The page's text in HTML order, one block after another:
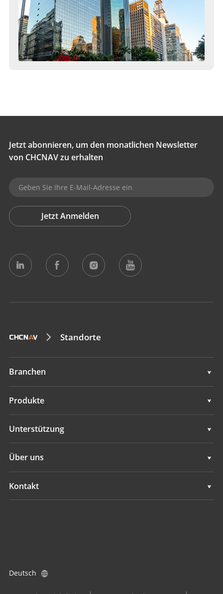
Jetzt abonnieren, um den monatlichen Newsletter
von CHCNAV zu erhalten
Jetzt Anmelden
Standorte
Branchen
Geodaten
Navigation
Produkte
Geodaten
Navigation
Unterstützung
Über uns
Übersicht
Investoren
Kontakt
Deutsch